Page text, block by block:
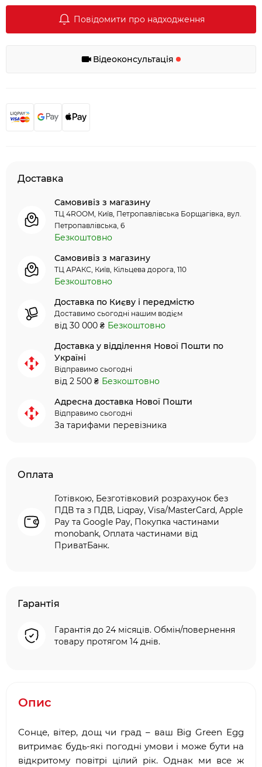
Повідомити про надходження
Відеоконсультація
Доставка
Самовивіз з магазину
ТЦ 4ROOM, Київ, Петропавлівська Борщагівка, вул.
Петропавлівська, 6
Безкоштовно
Самовивіз з магазину
ТЦ АРАКС, Київ, Кільцева дорога, 110
Безкоштовно
Доставка по Києву і передмістю
Доставимо сьогодні нашим водієм
від 30 000 ₴ Безкоштовно
Доставка у відділення Нової Пошти по
Україні
Відправимо сьогодні
від 2 500 ₴ Безкоштовно
Адресна доставка Нової Пошти
Відправимо сьогодні
За тарифами перевізника
Оплата
Готівкою, Безготівковий розрахунок без
ПДВ та з ПДВ, Liqpay, Visa/MasterCard, Apple
Pay та Google Pay, Покупка частинами
monobank, Оплата частинами від
ПриватБанк.
Гарантія
Гарантія до 24 місяців. Обмін/повернення
товару протягом 14 днів.
Опис
Сонце, вітер, дощ чи град – ваш Big Green Egg
витримає будь-які погодні умови і може бути на
відкритому повітрі цілий рік. Однак ми все ж